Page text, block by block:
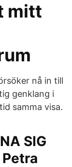
mitt
nå in till
genklang i
samma visa.
SIG
Petra